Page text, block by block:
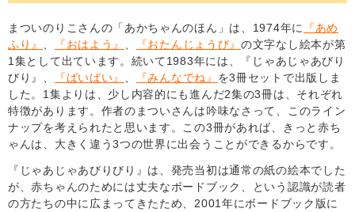
まついのりこさんの「あかちゃんのほん」は、1974年に
『あめ
ふり』
『おはよう』 『おたんじょうび』の文字なし絵本が第
1集として出ています。続いて1983年には、『じゃあじゃあびり
びり』、
『ばいばい』 『みんなでね』 を3冊セットで出版しま
した。1集よりは、少し内容的にも進んだ2集の3冊は、それぞれ
特徴があります。作者のまついさんは吟味なさって、このライン
ナップを考えられたと思います。この3冊があれば、きっと赤ち
ゃんは、大きく違う3つの世界に出会うことができるからです。
『じゃあじゃあびりびり』は、発売当初は通常の紙の絵本でした
が、赤ちゃんのためには丈夫なボードブック、という認識が読者
の方たちの中に広まってきたため、2001年にボードブック版に